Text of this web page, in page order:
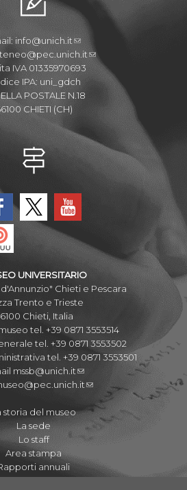
info@unich.it
IVA 01335970693
IPA: uni_gdch
POSTALE N.18
CHIETI (CH)
UNIVERSITARIO
Chieti e Pescara
Trento e Trieste
Chieti, Italia
tel. +39 0871 3553514
tel. +39 0871 3553502
tel. +39 0871 3553501
mssb@unich.it
storia del museo
La sede
Lo staff
Area stampa
annuali